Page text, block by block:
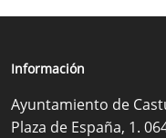
Información
Ayuntamiento de
Plaza de España, 1.